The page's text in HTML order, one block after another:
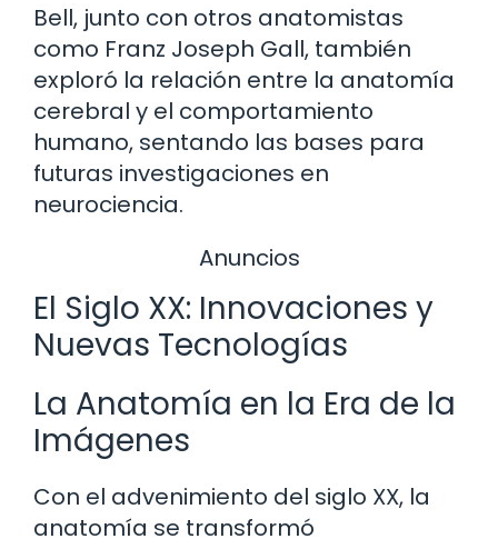
Bell, junto con otros anatomistas
como Franz Joseph Gall, también
exploró la relación entre la anatomía
cerebral y el comportamiento
humano, sentando las bases para
futuras investigaciones en
neurociencia.
Anuncios
El Siglo XX: Innovaciones y
Nuevas Tecnologías
La Anatomía en la Era de la
Imágenes
Con el advenimiento del siglo XX, la
anatomía se transformó